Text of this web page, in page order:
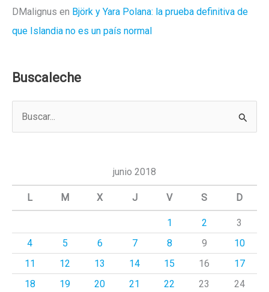
DMalignus en Björk y Yara Polana: la prueba definitiva de
que Islandia no es un país normal
Buscaleche
a
junio 2018
L M X J V S D
1 2
3
4
5 6 7 8 9
10
11
12 13 14 15 16
17
18
19 20 21 22 23
24